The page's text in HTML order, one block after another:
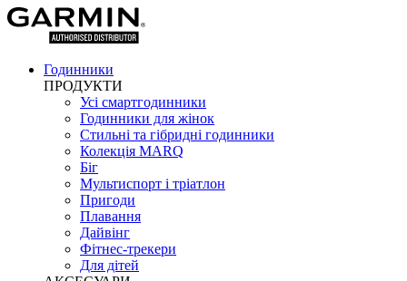
Годинники
ПРОДУКТИ
Усі смартгодинники
Годинники для жінок
Стильні та гібридні годинники
Колекція MARQ
Біг
Мультиспорт і тріатлон
Пригоди
Плавання
Дайвінг
Фітнес-трекери
Для дітей